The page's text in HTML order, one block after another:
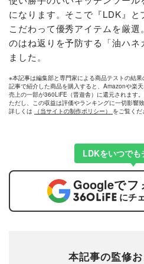
になります。そこで『LDK』と
こだわって優秀アイテムを厳
のはね返りを予防する「油ハ
ました。
※本記事は編集部と専門家による商品テストの結果
記事で紹介した商品を購入すると、Amazonや楽
売上の一部が360LiFE（晋遊舎）に還元されます。
ただし、この収益は評価やランキングに一切影響致
詳しくは
（当サイトの制作ポリシー） をご覧くだ
LDKをいつでも
Googleでフ
にチ
本記事の監修